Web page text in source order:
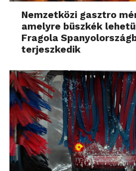
Nemzetközi gasztro
amelyre büszkék
Fragola
terjeszkedik